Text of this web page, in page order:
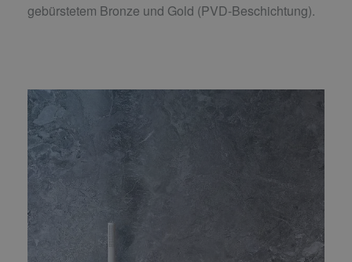
gebürstetem Bronze und Gold (PVD-Beschichtung).